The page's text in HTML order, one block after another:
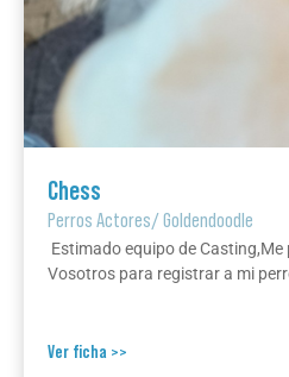
Chess
Perros Actores/Goldendoodle
Estimado equipo de
Vosotros para registrar a mi
Ver ficha >>